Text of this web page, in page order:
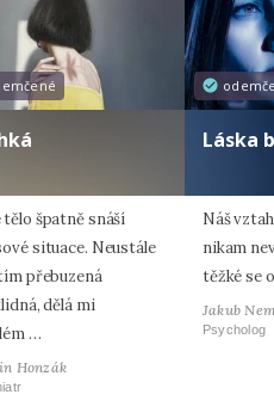
špatně snáší
situace. Neustále
přebuzená
dělá mi
…
Honzák
Láska
Náš
nikam
těžké se
Jakub
Psycholog